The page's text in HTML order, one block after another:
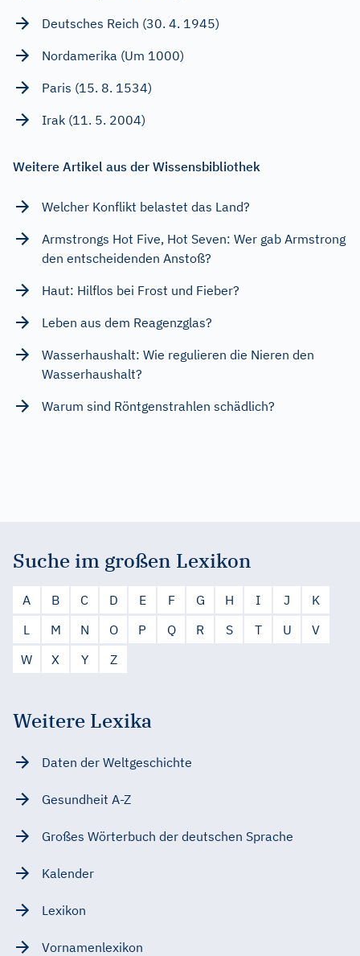
Deutsches Reich (30. 4. 1945)
Nordamerika (Um 1000)
Paris (15. 8. 1534)
Irak (11. 5. 2004)
Weitere Artikel aus der Wissensbibliothek
Welcher Konflikt belastet das Land?
Armstrongs Hot Five, Hot Seven: Wer gab Armstrong
den entscheidenden Anstoß?
Haut: Hilflos bei Frost und Fieber?
Leben aus dem Reagenzglas?
Wasserhaushalt: Wie regulieren die Nieren den
Wasserhaushalt?
Warum sind Röntgenstrahlen schädlich?
Suche im großen Lexikon
A B C D E F G H I J
K
L
M N O P Q R S T U
V
W
X Y Z
Weitere Lexika
Daten der Weltgeschichte
Gesundheit A-Z
Großes Wörterbuch der deutschen Sprache
Kalender
Lexikon
Vornamenlexikon